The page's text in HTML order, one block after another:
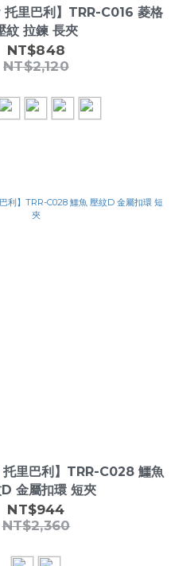
里巴利】TRR-C016 菱格
紋 拉鍊 長夾
NT$848
NT$2,120
里巴利】TRR-C028 鱷魚
金屬扣環 短夾
NT$944
NT$2,360